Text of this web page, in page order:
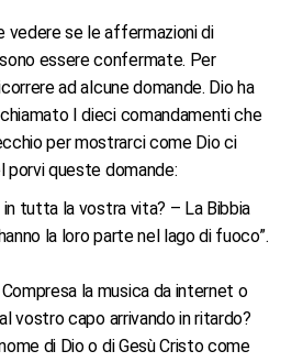
vedere se le affermazioni di
essere confermate. Per
ad alcune domande. Dio ha
I dieci comandamenti che
per mostrarci come Dio ci
porvi queste domande:
tutta la vostra vita? – La Bibbia
la loro parte nel lago di fuoco”.
la musica da internet o
vostro capo arrivando in ritardo?
di Dio o di Gesù Cristo come